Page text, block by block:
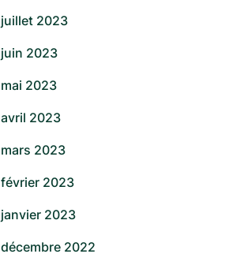
juillet 2023
juin 2023
mai 2023
avril 2023
mars 2023
février 2023
janvier 2023
décembre 2022